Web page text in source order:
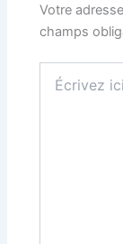
Votre
champs
ici…